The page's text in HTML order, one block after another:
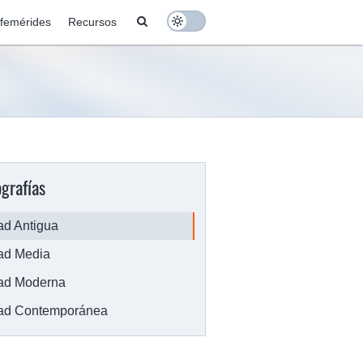
Search
Recursos
Antigua
Media
Moderna
Contemporánea